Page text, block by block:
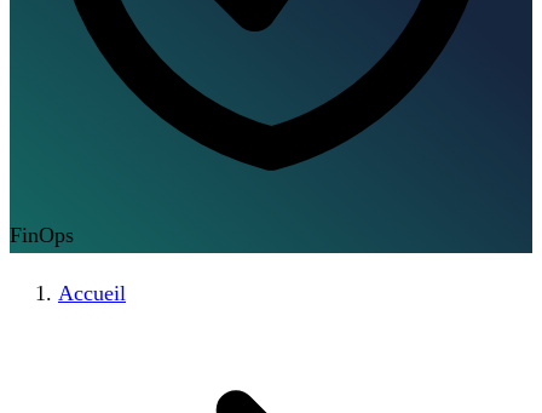
FinOps
Accueil